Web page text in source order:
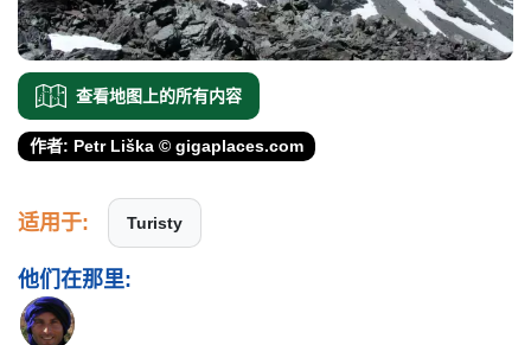
查看地图上的所有内容
作者: Petr Liška © gigaplaces.com
适用于: Turisty
他们在那里: